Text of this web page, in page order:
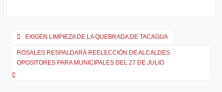
e
)
k
p
EXIGEN LIMPIEZA DE LA QUEBRADA DE TACAGUA
ROSALES RESPALDARÁ REELECCIÓN DE ALCALDES
OPOSITORES PARA MUNICIPALES DEL 27 DE JULIO